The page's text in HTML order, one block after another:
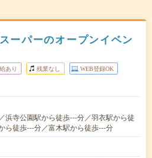
パーのオープンイベン
あり 残業なし WEB登録OK
浜寺公園駅から徒歩---分／羽衣駅から徒
ら徒歩---分／富木駅から徒歩---分